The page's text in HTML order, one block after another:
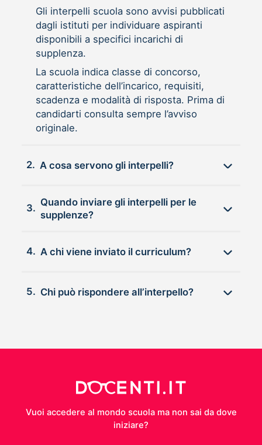
Gli interpelli scuola sono avvisi pubblicati
dagli istituti per individuare aspiranti
disponibili a specifici incarichi di
supplenza.
La scuola indica classe di concorso,
caratteristiche dell’incarico, requisiti,
scadenza e modalità di risposta. Prima di
candidarti consulta sempre l’avviso
originale.
2. A cosa servono gli interpelli?
3.
Quando inviare gli interpelli per le
supplenze?
4. A chi viene inviato il curriculum?
5. Chi può rispondere all’interpello?
Vuoi accedere al mondo scuola ma non sai da dove
iniziare?